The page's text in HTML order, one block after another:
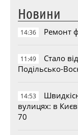
Новини
14:36 Ремонт
11:49
Стало
Подільсько-
14:53
вулицях: в
70